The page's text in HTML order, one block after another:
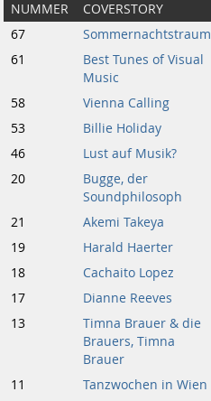
NUMMER COVERSTORY
67
Sommernachtstraum
61
Best Tunes of Visual
Music
58 Vienna Calling
53
Billie Holiday
46
Lust auf Musik?
20
Bugge, der
Soundphilosoph
21 Akemi Takeya
19
Harald Haerter
18
Cachaito Lopez
17
Dianne Reeves
13
Timna Brauer & die
Brauers, Timna
Brauer
11 Tanzwochen in Wien